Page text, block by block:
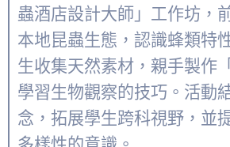
蟲酒店設計大師」工作坊，
本地昆蟲生態，認識蜂類特
生收集天然素材，親手製作
學習生物觀察的技巧。活動
念，拓展學生跨科視野，並